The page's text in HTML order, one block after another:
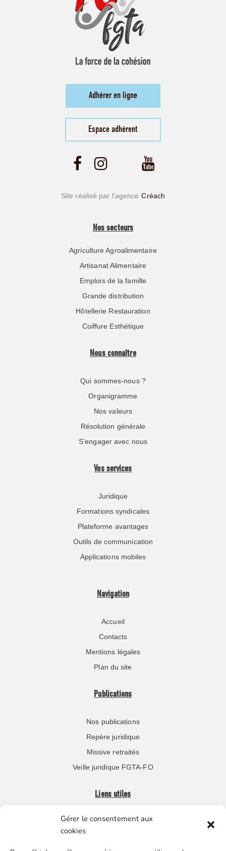
Gérer le consentement aux
cookies
Adhérer en ligne
Espace adhérent
Site réalisé par l’agence Créach
Nos secteurs
Agriculture Agroalimentaire
Artisanat Alimentaire
Emplois de la famille
Grande distribution
Hôtellerie Restauration
Coiffure Esthétique
Nous connaître
Qui sommes-nous ?
Organigramme
Nos valeurs
Résolution générale
S’engager avec nous
Vos services
Juridique
Formations syndicales
Plateforme avantages
Outils de communication
Applications mobiles
Navigation
Accueil
Contacts
Mentions légales
Plan du site
Publications
Nos publications
Repère juridique
Missive retraités
Veille juridique FGTA-FO
Liens utiles
Boutique en ligne